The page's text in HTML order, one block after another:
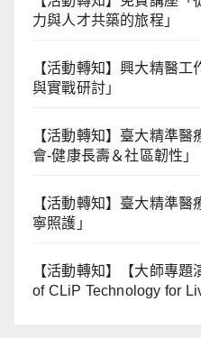
力與⼈才共築的旅程」
【活動轉知】興大精醫
與實戰研討」
【活動轉知】臺大精準
會-健康長壽＆社區韌性」
【活動轉知】臺大精準
寧照護」
【活動轉知】【大師專
of CLiP Technology for